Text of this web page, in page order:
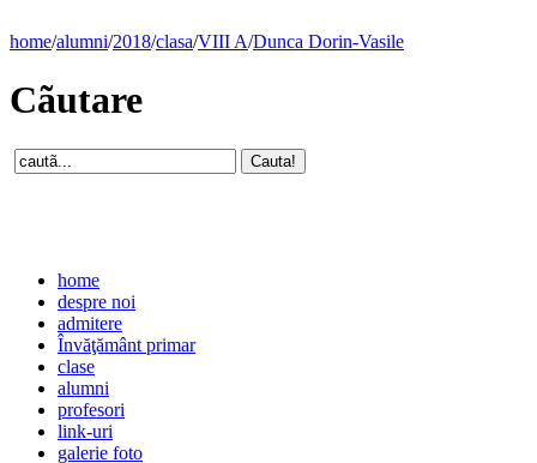
home/alumni/2018/clasa/VIII A/Dunca Dorin-Vasile
Cãutare
home
despre noi
admitere
Învăţământ primar
clase
alumni
profesori
link-uri
galerie foto